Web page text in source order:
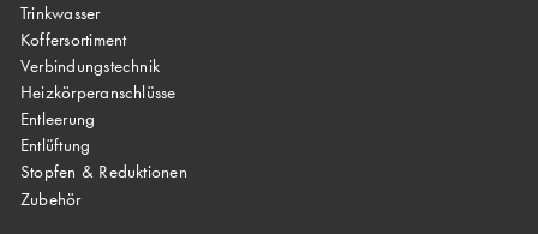
Trinkwasser
Koffersortiment
Verbindungstechnik
Heizkörperanschlüsse
Entleerung
Entlüftung
Stopfen & Reduktionen
Zubehör